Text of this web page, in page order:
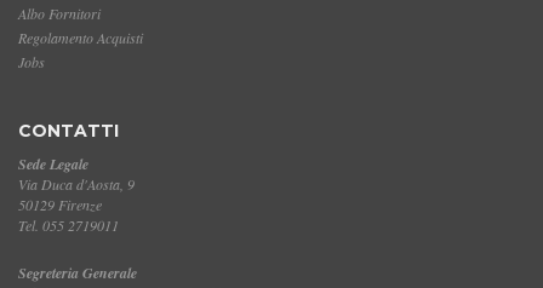
Albo Fornitori
Regolamento Acquisti
Jobs
CONTATTI
Sede Legale
Via Duca d'Aosta, 9
50129 Firenze
Tel. 055 2719011
Segreteria Generale